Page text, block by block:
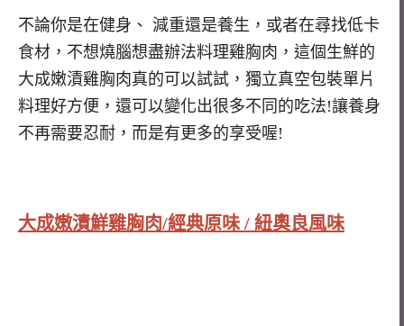
不論你是在健身、 減重還是養生，或者在尋找低卡
食材，不想燒腦想盡辦法料理雞胸肉，這個生鮮的
大成嫩漬雞胸肉真的可以試試，獨立真空包裝單片
料理好方便，還可以變化出很多不同的吃法!讓養身
不再需要忍耐，而是有更多的享受喔!
大成嫩漬鮮雞胸肉/經典原味 / 紐奧良風味